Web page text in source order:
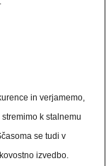
in verjamemo,
k stalnemu
se tudi v
izvedbo.